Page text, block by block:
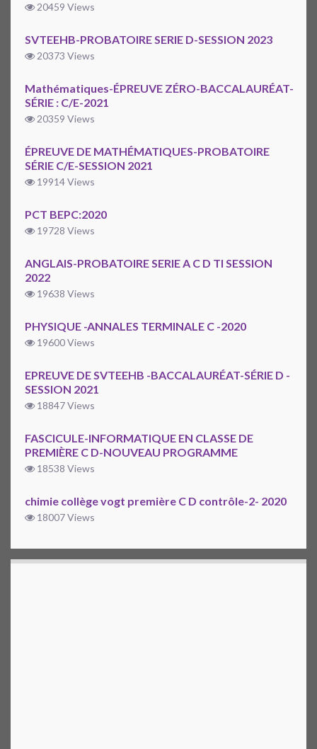
20459 Views
SVTEEHB-PROBATOIRE SERIE D-SESSION 2023
20373 Views
Mathématiques-ÉPREUVE ZÉRO-BACCALAURÉAT-
SÉRIE : C/E-2021
20359 Views
ÉPREUVE DE MATHÉMATIQUES-PROBATOIRE
SÉRIE C/E-SESSION 2021
19914 Views
PCT BEPC:2020
19728 Views
ANGLAIS-PROBATOIRE SERIE A C D TI SESSION
2022
19638 Views
PHYSIQUE -ANNALES TERMINALE C -2020
19600 Views
EPREUVE DE SVTEEHB -BACCALAURÉAT-SÉRIE D -
SESSION 2021
18847 Views
FASCICULE-INFORMATIQUE EN CLASSE DE
PREMIÈRE C D-NOUVEAU PROGRAMME
18538 Views
chimie collège vogt première C D contrôle-2- 2020
18007 Views